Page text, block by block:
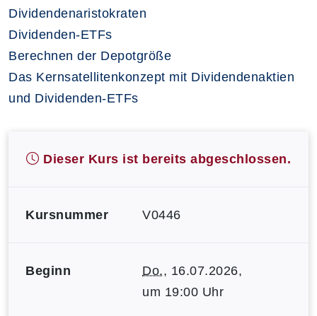
Dividendenaristokraten
Dividenden-ETFs
Berechnen der Depotgröße
Das Kernsatellitenkonzept mit Dividendenaktien
und Dividenden-ETFs
Dieser Kurs ist bereits abgeschlossen.
Kursnummer V0446
Beginn Do., 16.07.2026,
um 19:00 Uhr